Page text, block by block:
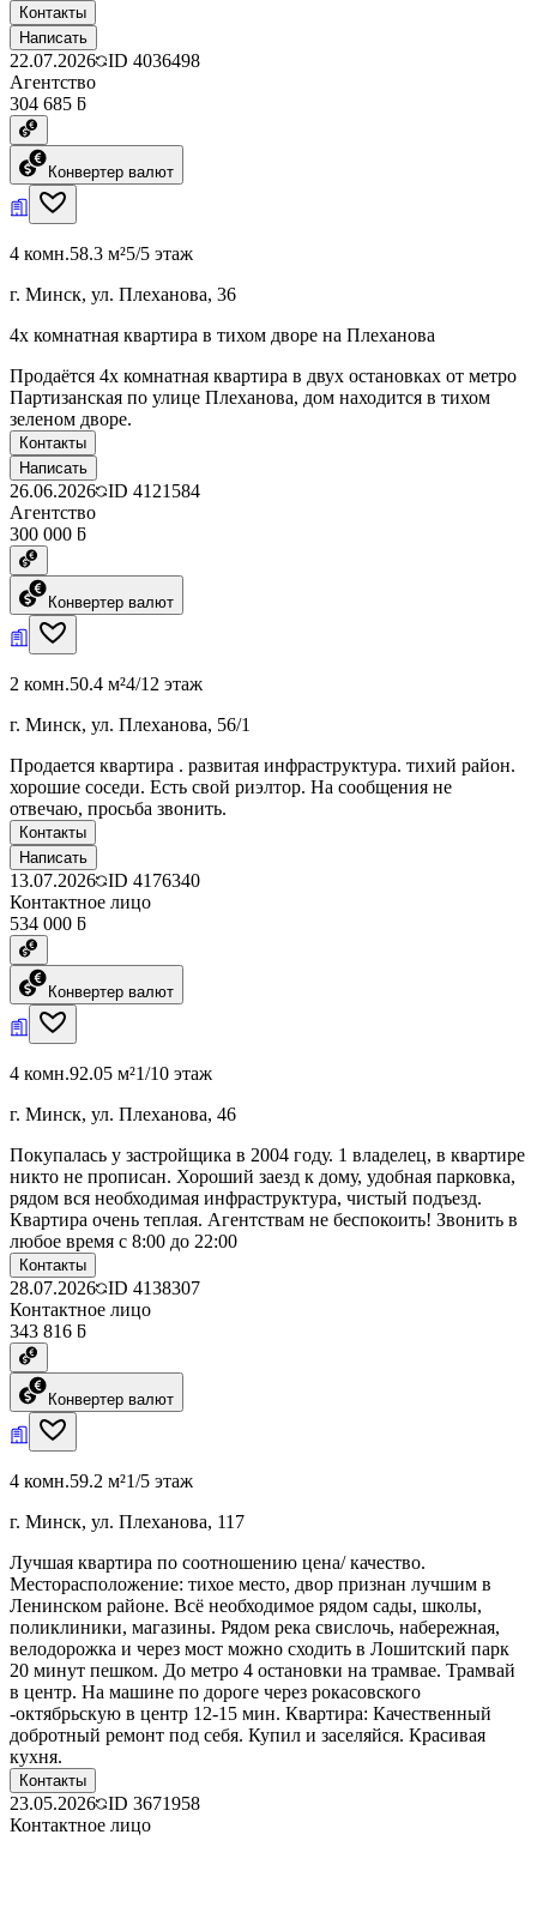
Контакты
Написать
22.07.2026 ID 4036498
Агентство
304 685 ƃ
Конвертер валют
4 комн.58.3 м²5/5 этаж
г. Минск, ул. Плеханова, 36
4х комнатная квартира в тихом дворе на Плеханова
Продаётся 4х комнатная квартира в двух остановках от метро
Партизанская по улице Плеханова, дом находится в тихом
зеленом дворе.
Контакты
Написать
26.06.2026 ID 4121584
Агентство
300 000 ƃ
Конвертер валют
2 комн.50.4 м²4/12 этаж
г. Минск, ул. Плеханова, 56/1
Продается квартира . развитая инфраструктура. тихий район.
хорошие соседи. Есть свой риэлтор. На сообщения не
отвечаю, просьба звонить.
Контакты
Написать
13.07.2026 ID 4176340
Контактное лицо
534 000 ƃ
Конвертер валют
4 комн.92.05 м²1/10 этаж
г. Минск, ул. Плеханова, 46
Покупалась у застройщика в 2004 году. 1 владелец, в квартире
никто не прописан. Хороший заезд к дому, удобная парковка,
рядом вся необходимая инфраструктура, чистый подъезд.
Квартира очень теплая. Агентствам не беспокоить! Звонить в
любое время с 8:00 до 22:00
Контакты
28.07.2026 ID 4138307
Контактное лицо
343 816 ƃ
Конвертер валют
4 комн.59.2 м²1/5 этаж
г. Минск, ул. Плеханова, 117
Лучшая квартира по соотношению цена/ качество.
Месторасположение: тихое место, двор признан лучшим в
Ленинском районе. Всё необходимое рядом сады, школы,
поликлиники, магазины. Рядом река свислочь, набережная,
велодорожка и через мост можно сходить в Лошитский парк
20 минут пешком. До метро 4 остановки на трамвае. Трамвай
в центр. На машине по дороге через рокасовского
-октябрьскую в центр 12-15 мин. Квартира: Качественный
добротный ремонт под себя. Купил и заселяйся. Красивая
кухня.
Контакты
23.05.2026 ID 3671958
Контактное лицо